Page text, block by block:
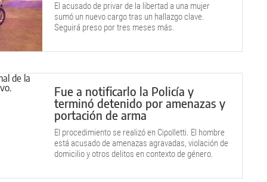
El acusado de privar de la libertad a una mujer
sumó un nuevo cargo tras un hallazgo clave.
Seguirá preso por tres meses más.
Fue a notificarlo la Policía y
terminó detenido por amenazas y
portación de arma
El procedimiento se realizó en Cipolletti. El hombre
está acusado de amenazas agravadas, violación de
domicilio y otros delitos en contexto de género.